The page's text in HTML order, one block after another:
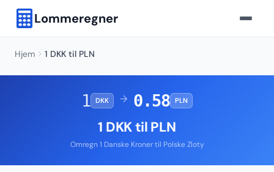
Lommeregner
Hjem 1 DKK til PLN
1 DKK → 0.58 PLN
1 DKK til PLN
Omregn 1 Danske Kroner til Polske Zloty